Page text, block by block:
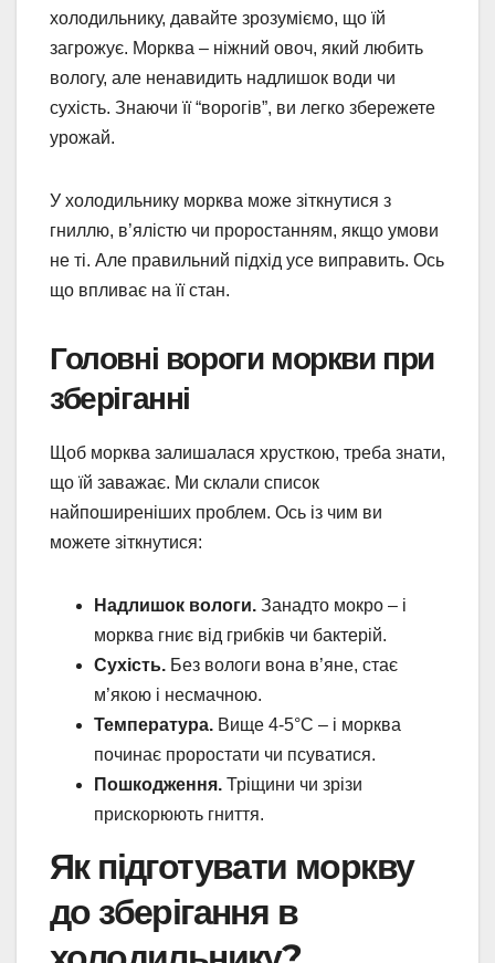
холодильнику, давайте зрозуміємо, що їй
загрожує. Морква – ніжний овоч, який любить
вологу, але ненавидить надлишок води чи
сухість. Знаючи її “ворогів”, ви легко збережете
урожай.
У холодильнику морква може зіткнутися з
гниллю, в’ялістю чи проростанням, якщо умови
не ті. Але правильний підхід усе виправить. Ось
що впливає на її стан.
Головні вороги моркви при
зберіганні
Щоб морква залишалася хрусткою, треба знати,
що їй заважає. Ми склали список
найпоширеніших проблем. Ось із чим ви
можете зіткнутися:
Надлишок вологи. Занадто мокро – і
морква гниє від грибків чи бактерій.
Сухість. Без вологи вона в’яне, стає
м’якою і несмачною.
Температура. Вище 4-5°C – і морква
починає проростати чи псуватися.
Пошкодження. Тріщини чи зрізи
прискорюють гниття.
Як підготувати моркву
до зберігання в